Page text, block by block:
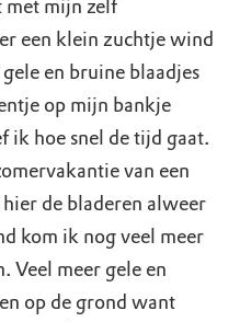
met mijn zelf
een klein zuchtje wind
en bruine blaadjes
op mijn bankje
ik hoe snel de tijd gaat.
van een
de bladeren alweer
kom ik nog veel meer
Veel meer gele en
op de grond want